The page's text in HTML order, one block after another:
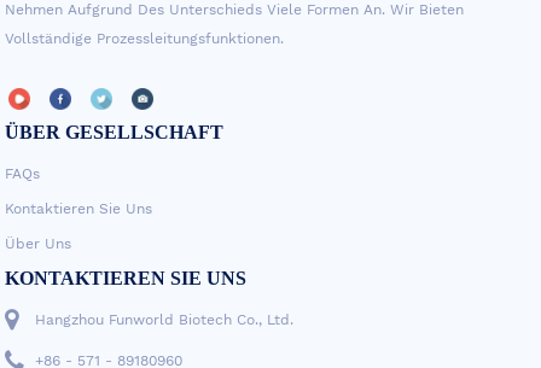
Nehmen Aufgrund Des Unterschieds Viele Formen An. Wir Bieten
Vollständige Prozessleitungsfunktionen.
ÜBER GESELLSCHAFT
FAQs
Kontaktieren Sie Uns
Über Uns
KONTAKTIEREN SIE UNS
Hangzhou Funworld Biotech Co., Ltd.
+86 - 571 - 89180960